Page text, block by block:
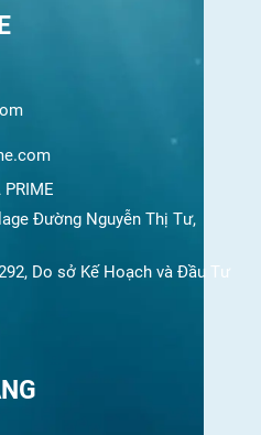
Đường Nguyễn Thị Tư,
Do sở Kế Hoạch và Đầu Tư